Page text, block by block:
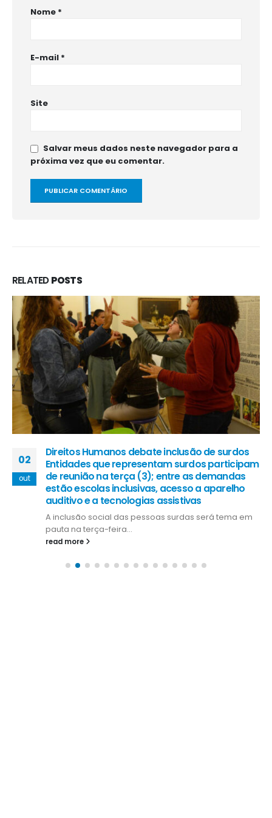
Nome *
E-mail *
Site
Salvar meus dados neste navegador para a
próxima vez que eu comentar.
RELATEDPOSTS
02
out
Direitos Humanos debate inclusão de surdos
Entidades que representam surdos participam
de reunião na terça (3); entre as demandas
estão escolas inclusivas, acesso a aparelho
auditivo e a tecnologias assistivas
A inclusão social das pessoas surdas será tema em
pauta na terça-feira...
read more